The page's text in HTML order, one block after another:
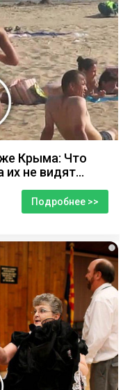
Крыма: Что
не видят...
Подробнее >>
i